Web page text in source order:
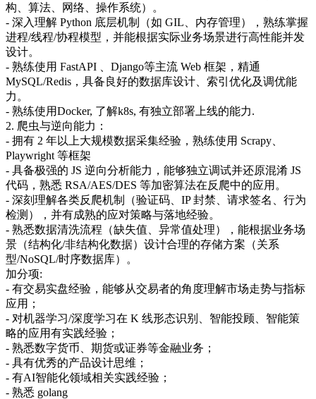
构、算法、网络、操作系统）。
- 深入理解 Python 底层机制（如 GIL、内存管理），熟练掌握
进程/线程/协程模型，并能根据实际业务场景进行高性能并发
设计。
- 熟练使用 FastAPI 、Django等主流 Web 框架，精通
MySQL/Redis，具备良好的数据库设计、索引优化及调优能
力。
- 熟练使用Docker, 了解k8s, 有独立部署上线的能力.
2. 爬虫与逆向能力：
- 拥有 2 年以上大规模数据采集经验，熟练使用 Scrapy、
Playwright 等框架
- 具备极强的 JS 逆向分析能力，能够独立调试并还原混淆 JS
代码，熟悉 RSA/AES/DES 等加密算法在反爬中的应用。
- 深刻理解各类反爬机制（验证码、IP 封禁、请求签名、行为
检测），并有成熟的应对策略与落地经验。
- 熟悉数据清洗流程（缺失值、异常值处理），能根据业务场
景（结构化/非结构化数据）设计合理的存储方案（关系
型/NoSQL/时序数据库）。
加分项:
- 有交易实盘经验，能够从交易者的角度理解市场走势与指标
应用；
- 对机器学习/深度学习在 K 线形态识别、智能投顾、智能策
略的应用有实践经验；
- 熟悉数字货币、期货或证券等金融业务；
- 具有优秀的产品设计思维；
- 有AI智能化领域相关实践经验；
- 熟悉 golang